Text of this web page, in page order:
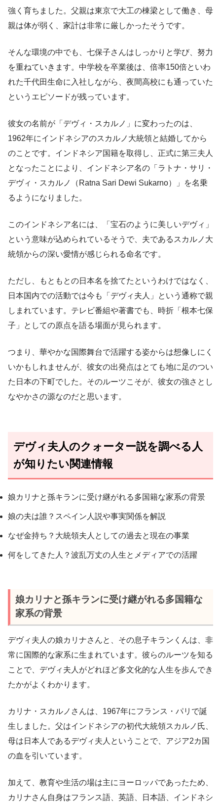
強く育ちました。父親は東京で大工の棟梁として働き、母
親は体が弱く、家計は非常に厳しかったそうです。
そんな環境の中でも、七保子さんはしっかりと学び、努力
を重ねていきます。中学校を卒業後は、倍率150倍といわ
れた千代田生命に入社しながら、夜間高校にも通っていた
というエピソードが残っています。
彼女の名前が「デヴィ・スカルノ」に変わったのは、
1962年にインドネシアのスカルノ大統領と結婚してから
のことです。インドネシア国籍を取得し、正式に第三夫人
となったことにより、インドネシア名の「ラトナ・サリ・
デヴィ・スカルノ（Ratna Sari Dewi Sukarno）」を名乗
るようになりました。
このインドネシア名には、「宝石のように美しいデヴィ」
という意味が込められているそうで、夫であるスカルノ大
統領からの深い愛情が感じられる命名です。
ただし、もともとの日本名を捨てたというわけではなく、
日本国内での活動では今も「デヴィ夫人」という通称で親
しまれています。テレビ番組や著書でも、時折「根本七保
子」としての原点を語る場面が見られます。
つまり、華やかな国際舞台で活躍する姿からは想像しにく
いかもしれませんが、彼女の出発点はとても地に足のつい
た日本の下町でした。そのルーツこそが、彼女の強さとし
なやかさの源なのだと思います。
デヴィ夫人のクォーター説を調べる人
が知りたい関連情報
娘カリナと孫キランに受け継がれる多国籍な家系の背景
娘の夫は誰？スペイン人説や事実関係を解説
なぜ金持ち？大統領夫人としての過去と現在の事業
何をしてきた人？波乱万丈の人生とメディアでの活躍
娘カリナと孫キランに受け継がれる多国籍な
家系の背景
デヴィ夫人の娘カリナさんと、その息子キランくんは、非
常に国際的な家系に生まれています。彼らのルーツを知る
ことで、デヴィ夫人がどれほど多文化的な人生を歩んでき
たかがよくわかります。
カリナ・スカルノさんは、1967年にフランス・パリで誕
生しました。父はインドネシアの初代大統領スカルノ氏、
母は日本人であるデヴィ夫人ということで、アジア2カ国
の血を引いています。
加えて、教育や生活の場は主にヨーロッパであったため、
カリナさん自身はフランス語、英語、日本語、インドネシ